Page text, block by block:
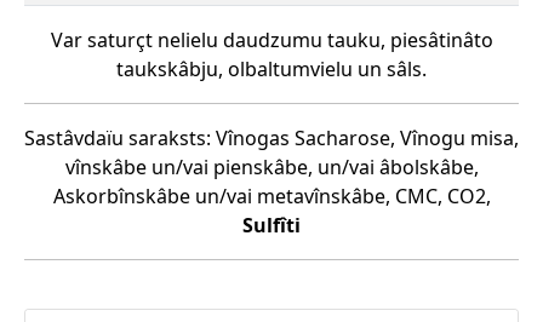
Var saturçt nelielu daudzumu tauku, piesâtinâto
taukskâbju, olbaltumvielu un sâls.
Sastâvdaïu saraksts: Vînogas Sacharose, Vînogu misa,
vînskâbe un/vai pienskâbe, un/vai âbolskâbe,
Askorbînskâbe un/vai metavînskâbe, CMC, CO2,
Sulfîti